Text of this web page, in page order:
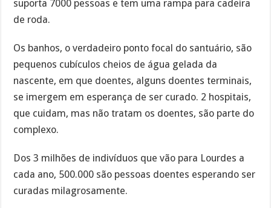
suporta 7000 pessoas e tem uma rampa para cadeira
de roda.
Os banhos, o verdadeiro ponto focal do santuário, são
pequenos cubículos cheios de água gelada da
nascente, em que doentes, alguns doentes terminais,
se imergem em esperança de ser curado. 2 hospitais,
que cuidam, mas não tratam os doentes, são parte do
complexo.
Dos 3 milhões de indivíduos que vão para Lourdes a
cada ano, 500.000 são pessoas doentes esperando ser
curadas milagrosamente.